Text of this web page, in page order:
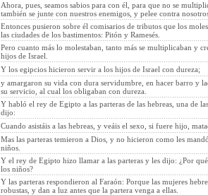
Ahora, pues, seamos sabios para con él, para que no se
también se junte con nuestros enemigos, y pelee contra
Entonces pusieron sobre él comisarios de tributos que los
las ciudades de los bastimentos: Pitón y Ramesés.
Pero cuanto más lo molestaban, tanto más se multiplicaban y
hijos de Israel.
Y los egipcios hicieron servir a los hijos de Israel con dureza;
y amargaron su vida con dura servidumbre, en hacer barro y
su servicio, al cual los obligaban con dureza.
Y habló el rey de Egipto a las parteras de las hebreas, una de
dijo:
Cuando asistáis a las hebreas, y veáis el sexo, si fuere hijo,
Mas las parteras temieron a Dios, y no hicieron como les
niños.
Y el rey de Egipto hizo llamar a las parteras y les dijo: ¿Por
los niños?
Y las parteras respondieron al Faraón: Porque las mujeres
robustas, y dan a luz antes que la partera venga a ellas.